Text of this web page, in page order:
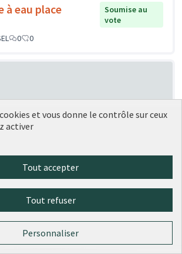
à eau place
Soumise au
vote
0 0
libre service dans
public
au vote
et vous donne le contrôle sur ceux
activer
Tout accepter
Tout refuser
Personnaliser